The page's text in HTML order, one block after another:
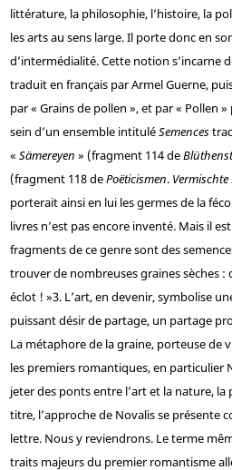
littérature, la philosophie, l’histoire, la
les arts au sens large. Il porte donc en
d’intermédialité. Cette notion s’incarne
traduit en français par Armel Guerne,
par « Grains de pollen », et par « Pollen
sein d’un ensemble intituléSemences
« Sämereyen » (fragment 114 de
(fragment 118 dePoëticismen.
porterait ainsi en lui les germes de la
livres n’est pas encore inventé. Mais il
fragments de ce genre sont des
trouver de nombreuses graines sèches :
éclot ! »3. L’art, en devenir, symbolise
puissant désir de partage, un partage
La métaphore de la graine, porteuse de
les premiers romantiques, en particulier
jeter des ponts entre l’art et la nature, la
titre, l’approche de Novalis se présente
lettre. Nous y reviendrons. Le terme
traits majeurs du premier romantisme